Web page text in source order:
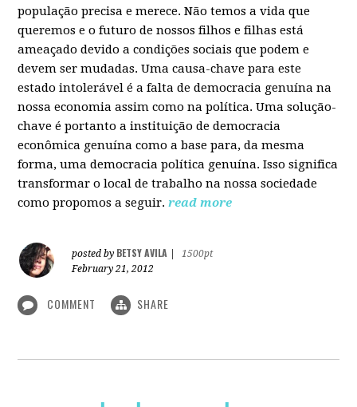
população precisa e merece. Não temos a vida que
queremos e o futuro de nossos filhos e filhas está
ameaçado devido a condições sociais que podem e
devem ser mudadas. Uma causa-chave para este
estado intolerável é a falta de democracia genuína na
nossa economia assim como na política. Uma solução-
chave é portanto a instituição de democracia
econômica genuína como a base para, da mesma
forma, uma democracia política genuína. Isso significa
transformar o local de trabalho na nossa sociedade
como propomos a seguir. read more
posted by BETSY AVILA
1500pt
February 21, 2012
COMMENT SHARE